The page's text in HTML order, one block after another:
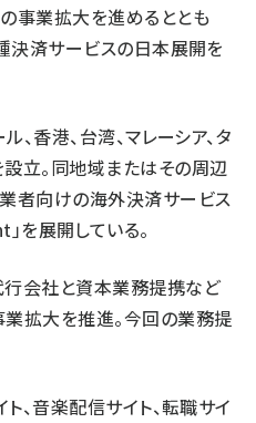
事業拡大を進めるととも
決済サービスの日本展開を
香港、台湾、マレーシア、タ
立。同地域またはその周辺
者向けの海外決済サービス
を展開している。
行会社と資本業務提携など
拡大を推進。今回の業務提
、音楽配信サイト、転職サイ
参加